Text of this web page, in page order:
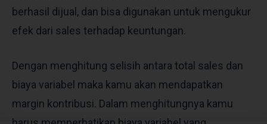
berhasil dijual, dan bisa digunakan untuk mengukur
efek dari sales terhadap keuntungan.
Dengan menghitung selisih antara total sales dan
biaya variabel maka kamu akan mendapatkan
margin kontribusi. Dalam menghitungnya kamu